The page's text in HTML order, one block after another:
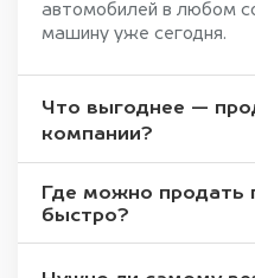
автомобилей в любом
машину уже сегодня.
Что выгоднее —
компании?
Где можно продать
быстро?